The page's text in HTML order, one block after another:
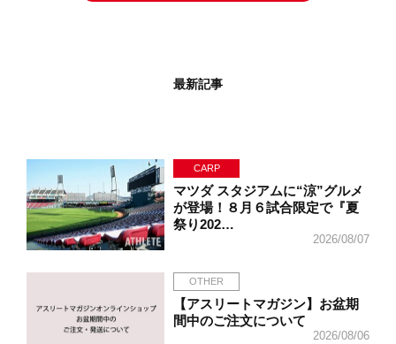
最新記事
CARP
マツダ スタジアムに“涼”グルメ
が登場！８月６試合限定で『夏
祭り202…
2026/08/07
OTHER
【アスリートマガジン】お盆期
間中のご注文について
2026/08/06